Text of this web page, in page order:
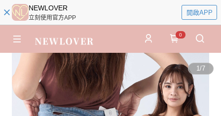
NEWLOVER
立刻使用官方APP
開啟APP
0
1/7